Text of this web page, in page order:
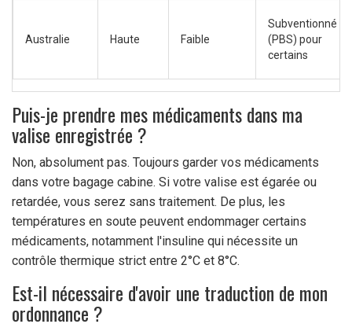
Australie Haute Faible
Subventionné
(PBS) pour
certains
Puis-je prendre mes médicaments dans ma
valise enregistrée ?
Non, absolument pas. Toujours garder vos médicaments
dans votre bagage cabine. Si votre valise est égarée ou
retardée, vous serez sans traitement. De plus, les
températures en soute peuvent endommager certains
médicaments, notamment l'insuline qui nécessite un
contrôle thermique strict entre 2°C et 8°C.
Est-il nécessaire d'avoir une traduction de mon
ordonnance ?